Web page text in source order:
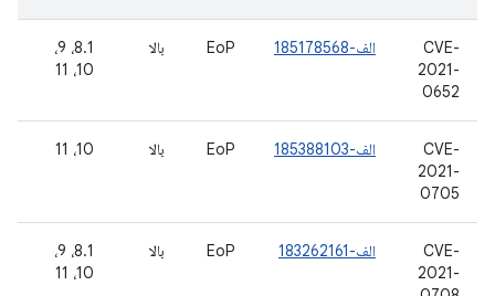
CVE-
2021-
0652
الف-185178568 EoP بالا
8.1، 9،
10، 11
CVE-
2021-
0705
الف-185388103 EoP بالا 10، 11
CVE-
2021-
الف-183262161 EoP بالا
8.1، 9،
10، 11